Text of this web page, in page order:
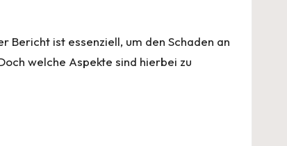
Bericht ist essenziell, um den Schaden an
welche Aspekte sind hierbei zu